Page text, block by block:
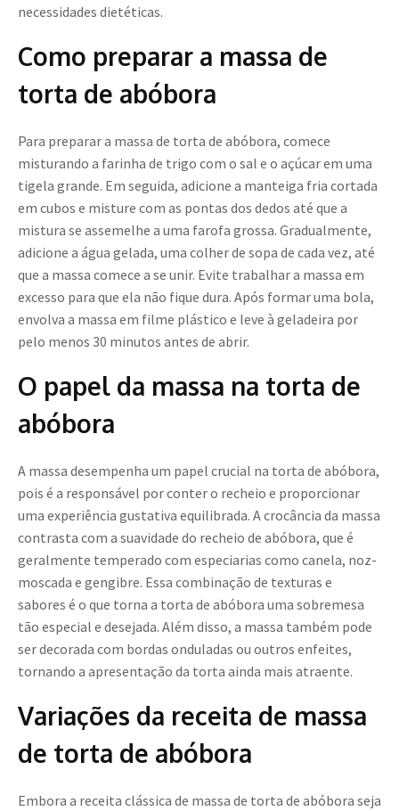
necessidades dietéticas.
Como preparar a massa de
torta de abóbora
Para preparar a massa de torta de abóbora, comece
misturando a farinha de trigo com o sal e o açúcar em uma
tigela grande. Em seguida, adicione a manteiga fria cortada
em cubos e misture com as pontas dos dedos até que a
mistura se assemelhe a uma farofa grossa. Gradualmente,
adicione a água gelada, uma colher de sopa de cada vez, até
que a massa comece a se unir. Evite trabalhar a massa em
excesso para que ela não fique dura. Após formar uma bola,
envolva a massa em filme plástico e leve à geladeira por
pelo menos 30 minutos antes de abrir.
O papel da massa na torta de
abóbora
A massa desempenha um papel crucial na torta de abóbora,
pois é a responsável por conter o recheio e proporcionar
uma experiência gustativa equilibrada. A crocância da massa
contrasta com a suavidade do recheio de abóbora, que é
geralmente temperado com especiarias como canela, noz-
moscada e gengibre. Essa combinação de texturas e
sabores é o que torna a torta de abóbora uma sobremesa
tão especial e desejada. Além disso, a massa também pode
ser decorada com bordas onduladas ou outros enfeites,
tornando a apresentação da torta ainda mais atraente.
Variações da receita de massa
de torta de abóbora
Embora a receita clássica de massa de torta de abóbora seja